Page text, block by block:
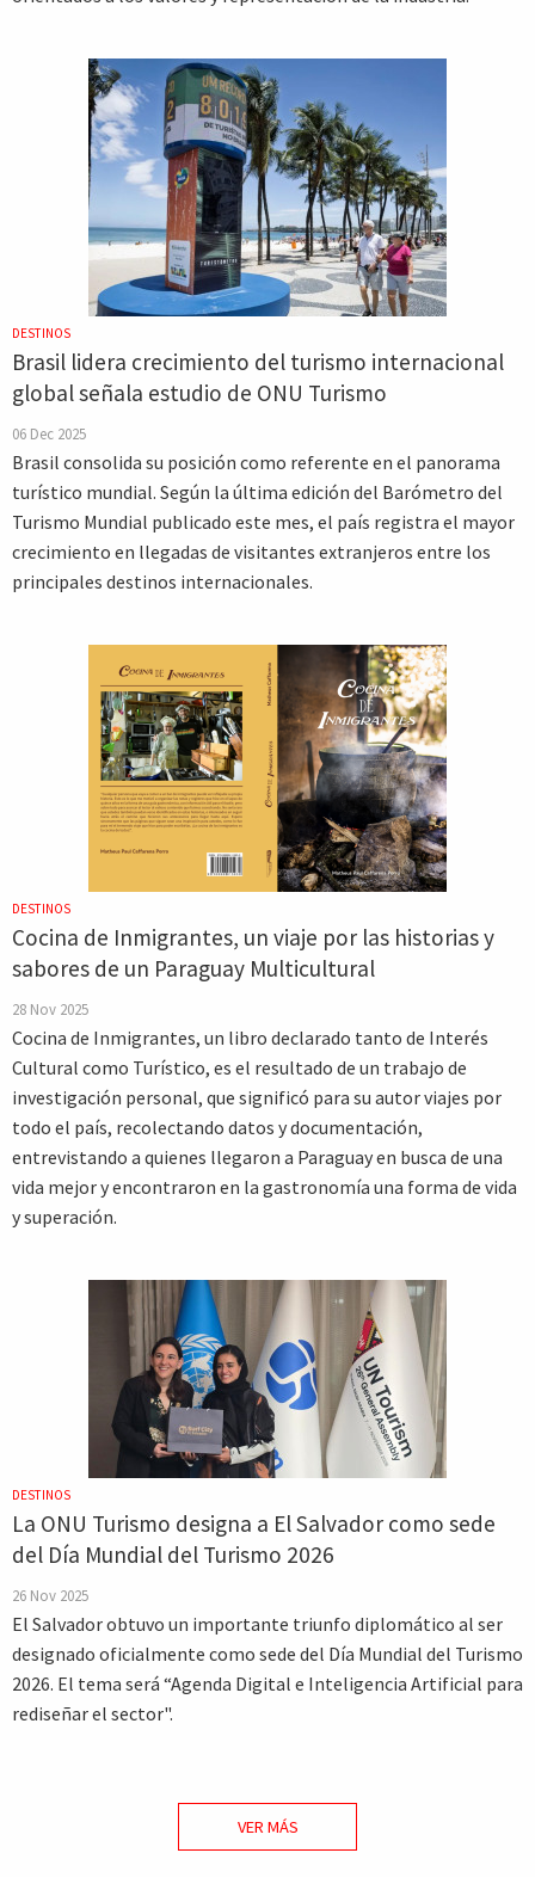
DESTINOS
Brasil lidera crecimiento del turismo internacional
global señala estudio de ONU Turismo
06 Dec 2025
Brasil consolida su posición como referente en el panorama
turístico mundial. Según la última edición del Barómetro del
Turismo Mundial publicado este mes, el país registra el mayor
crecimiento en llegadas de visitantes extranjeros entre los
principales destinos internacionales.
DESTINOS
Cocina de Inmigrantes, un viaje por las historias y
sabores de un Paraguay Multicultural
28 Nov 2025
Cocina de Inmigrantes, un libro declarado tanto de Interés
Cultural como Turístico, es el resultado de un trabajo de
investigación personal, que significó para su autor viajes por
todo el país, recolectando datos y documentación,
entrevistando a quienes llegaron a Paraguay en busca de una
vida mejor y encontraron en la gastronomía una forma de vida
y superación.
DESTINOS
La ONU Turismo designa a El Salvador como sede
del Día Mundial del Turismo 2026
26 Nov 2025
El Salvador obtuvo un importante triunfo diplomático al ser
designado oficialmente como sede del Día Mundial del Turismo
2026. El tema será “Agenda Digital e Inteligencia Artificial para
rediseñar el sector".
VER MÁS